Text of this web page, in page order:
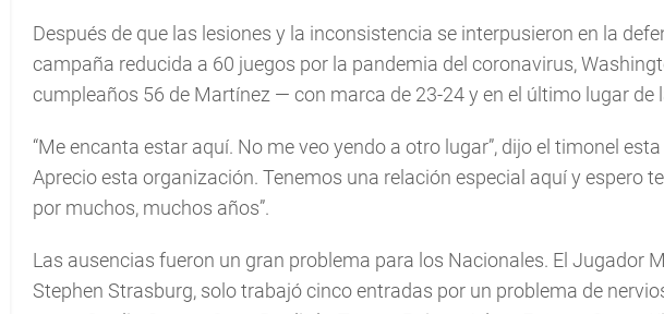
Después de que las lesiones y la inconsistencia se interpusieron en la
campaña reducida a 60 juegos por la pandemia del coronavirus,
cumpleaños 56 de Martínez — con marca de 23-24 y en el último lugar de
“Me encanta estar aquí. No me veo yendo a otro lugar”, dijo el timonel
Aprecio esta organización. Tenemos una relación especial aquí y espero
por muchos, muchos años”.
Las ausencias fueron un gran problema para los Nacionales. El Jugador
Stephen Strasburg, solo trabajó cinco entradas por un problema de